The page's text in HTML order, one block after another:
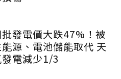
發電價大跌47%！被
源、電池儲能取代 天
電減少1/3